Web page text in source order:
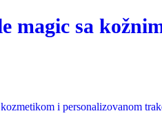
magic sa